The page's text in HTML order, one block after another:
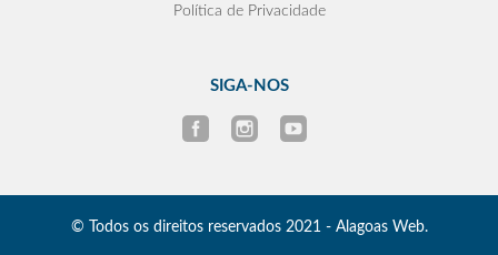
Política de Privacidade
SIGA-NOS
© Todos os direitos reservados 2021 - Alagoas Web.